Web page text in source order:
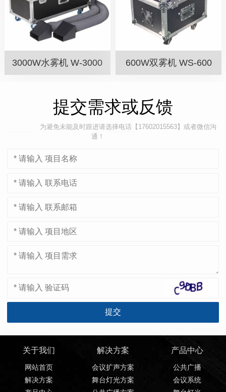
3000W水雾机 W-3000 600W双雾机 WS-600
提交需求或反馈
为避免未能及时跟进请选择电话【17602015563】或者微信沟
通！
关于我们
网站首页
解决方案
解决方案
会议扩声方案
舞台灯光方案
产品中心
公共广播
会议系统